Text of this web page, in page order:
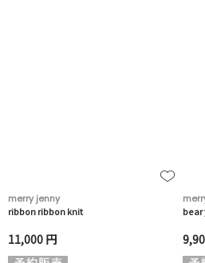
merry jenny
ribbon ribbon knit
11,000 円
bear